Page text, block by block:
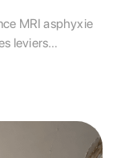
MRI asphyxie
leviers